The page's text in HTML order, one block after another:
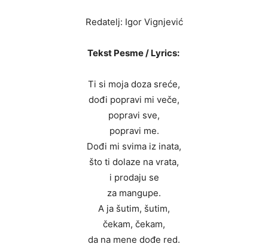
Redatelj: Igor Vignjević
Tekst Pesme / Lyrics:
Ti si moja doza sreće,
dođi popravi mi veče,
popravi sve,
popravi me.
Dođi mi svima iz inata,
što ti dolaze na vrata,
i prodaju se
za mangupe.
A ja šutim, šutim,
čekam, čekam,
da na mene dođe red.